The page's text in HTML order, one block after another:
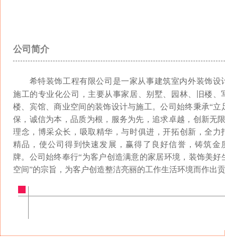
公司简介
希特装饰工程有限公司是一家从事建筑室内外装饰设
施工的专业化公司，主要从事家居、别墅、园林、旧楼、
楼、宾馆、商业空间的装饰设计与施工。公司始终秉承“立
保，诚信为本，品质为根，服务为先，追求卓越，创新无
理念，博采众长，吸取精华，与时俱进，开拓创新，全力
精品，使公司得到快速发展，赢得了良好信誉，铸筑金
牌。公司始终奉行“为客户创造满意的家居环境，装饰美好
空间”的宗旨，为客户创造整洁亮丽的工作生活环境而作出